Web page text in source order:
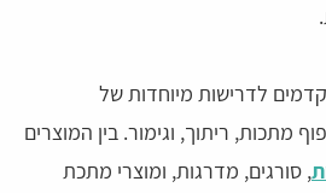
לדרישות מיוחדות של
מתכות, ריתוך, וגימור. בין המוצרים
, סורגים, מדרגות, ומוצרי מתכת